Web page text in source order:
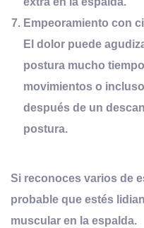
Empeoramiento conc
El dolor puede
postura mucho
movimientos o
después de un
postura.
Si reconoces varios de
probable que estés
muscular en la espalda.